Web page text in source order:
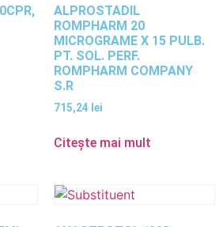
ALPROSTADIL
ROMPHARM 20
MICROGRAME X 15 PULB.
PT. SOL. PERF.
ROMPHARM COMPANY
S.R
715,24 lei
Citește mai mult